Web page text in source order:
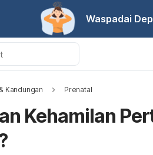
Waspadai
Kandungan Prenatal
Kehamilan